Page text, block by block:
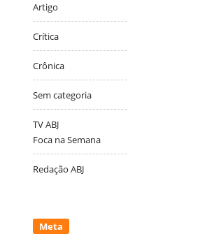
Artigo
Crítica
Crônica
Sem categoria
TV ABJ
Foca na Semana
Redação ABJ
Meta